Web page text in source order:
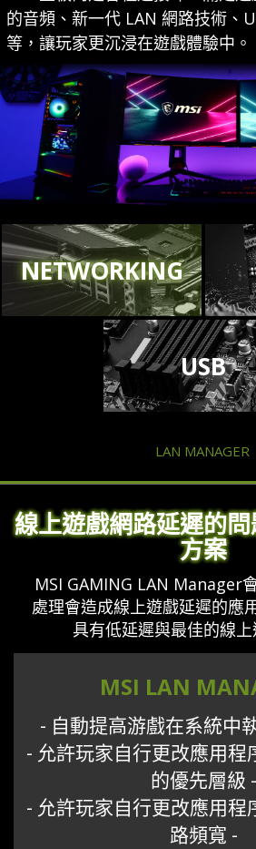
的音頻、新一代 LAN 網路技術、
等，讓玩家更沉浸在遊戲體驗中。
NETWORKING
USB
LAN MANAGER
線上遊戲網路延遲的
方案
MSI GAMING LAN Manager
處理會造成線上遊戲延遲的應
具有低延遲與最佳的線上
MSI LAN
- 自動提高游戲在系統中
- 允許玩家自行更改應用程
的優先層級 -
- 允許玩家自行更改應用程
路頻寬 -